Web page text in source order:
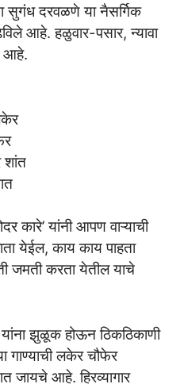
सुगंध दरवळणे या नैसर्गिक
आहे. हळुवार-पसार, न्यावा
आहे.
शांत
कारे’ यांनी आपण वाऱ्याची
येईल, काय काय पाहता
जमती करता येतील याचे
झुळूक होऊन ठिकठिकाणी
लकेर चौफेर
जायचे आहे. हिरव्यागार